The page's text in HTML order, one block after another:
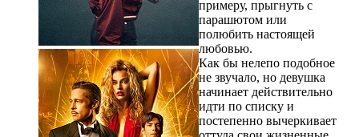
примеру, прыгнуть с
парашютом или
полюбить настоящей
любовью.
Как бы нелепо подобное
не звучало, но девушка
начинает действительно
идти по списку и
постепенно вычеркивает